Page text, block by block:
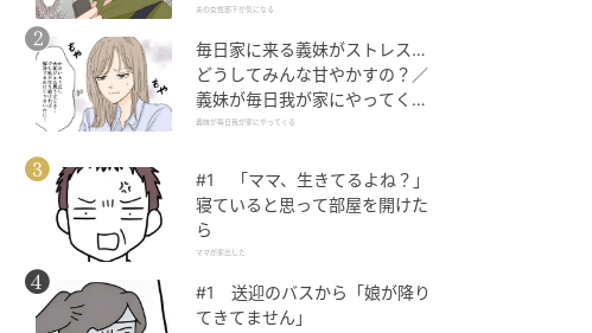
る（1）【夫婦の危機 まんが】
夫の女性部下が気になる
毎日家に来る義妹がストレス…
どうしてみんな甘やかすの？／
義妹が毎日我が家にやってくる
（1）【義父母がシンドイんで
義妹が毎日我が家にやってくる
#1 「ママ、生きてるよね？」
寝ていると思って部屋を開けた
ら
ママが家出した
#1 送迎のバスから「娘が降り
てきてません」